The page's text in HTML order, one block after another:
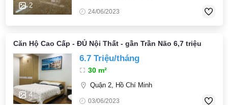
2
24/06/2023
Căn Hộ Cao Cấp - ĐỦ Nội Thất - gần Trần Não 6,7 triệu
4
6.7 Triệu/tháng
30 m²
Quận 2, Hồ Chí Minh
03/06/2023